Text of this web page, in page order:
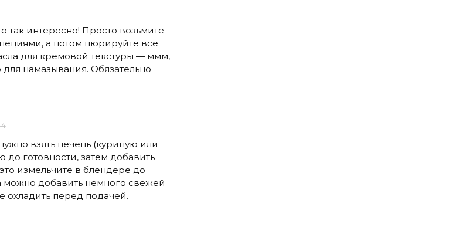
интересно! Просто возьмите
а потом пюрируйте все
для кремовой текстуры — ммм,
намазывания. Обязательно
взять печень (куриную или
готовности, затем добавить
измельчите в блендере до
можно добавить немного свежей
охладить перед подачей.